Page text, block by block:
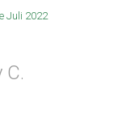
Juli 2022
C.